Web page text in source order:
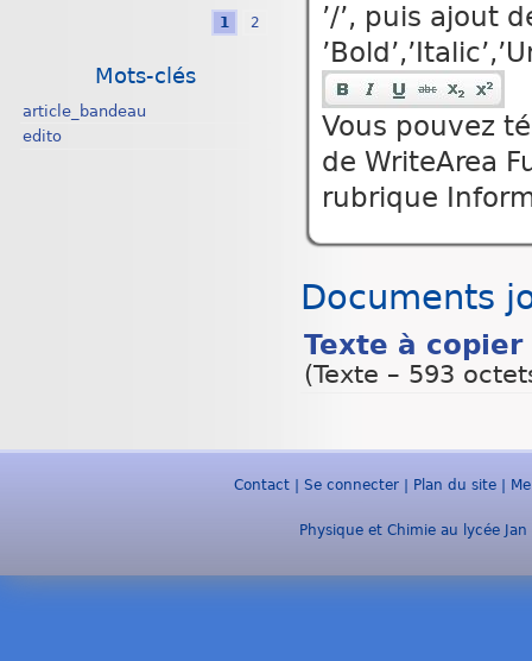
’/’, puis ajout
Vous pouvez
de WriteArea
rubrique
Documents
Texte à copier
(Texte – 593
1 2
Mots-clés
article_bandeau
edito
Contact | Se connecter | Plan du site |
Physique et Chimie au lycée